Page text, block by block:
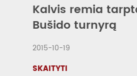
Kalvis remia
Bušido turnyrą
2015-10-19
SKAITYTI